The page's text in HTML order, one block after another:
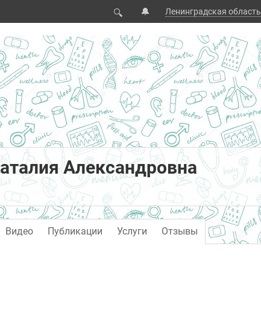
🔍 🔔 Ленинградская область
Александровна
Видео Публикации Услуги Отзывы